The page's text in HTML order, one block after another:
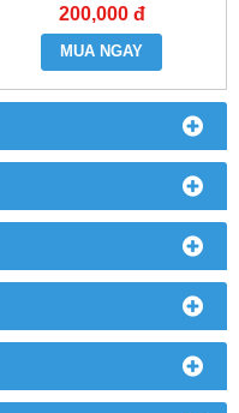
200,000 đ
MUA NGAY